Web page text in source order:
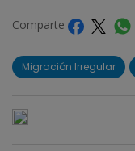
Comparte
Migración Irregular